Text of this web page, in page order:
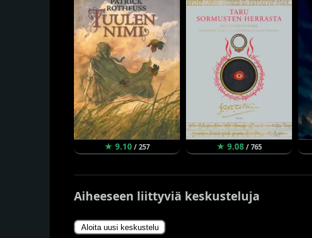
★ 9.10 / 257 ★ 9.08 / 765
Aiheeseen liittyviä keskusteluja
Aloita uusi keskustelu